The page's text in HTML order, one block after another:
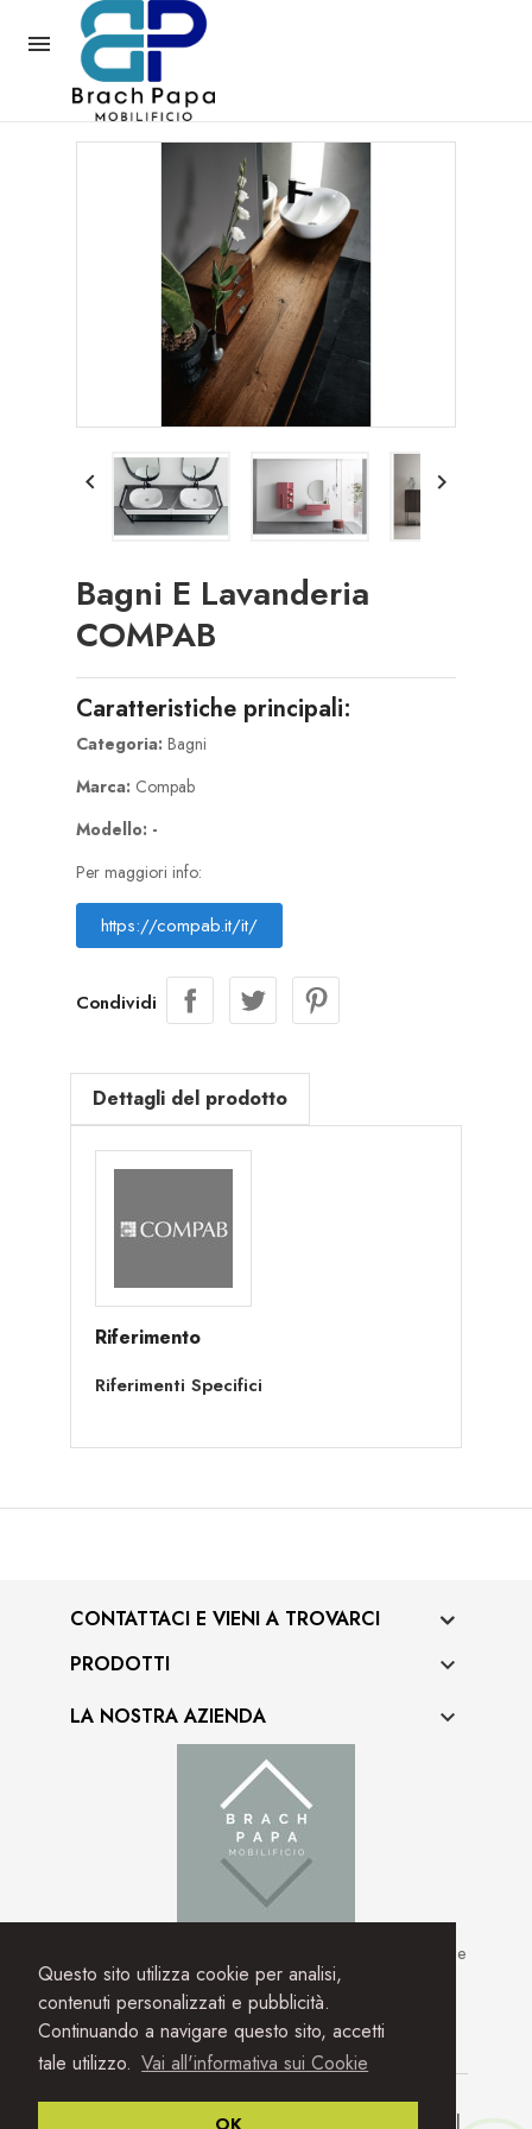
Questo sito utilizza cookie per analisi,
contenuti personalizzati e pubblicità.
Continuando a navigare questo sito, accetti
tale utilizzo. Vai all'informativa sui Cookie

 
Bagni E Lavanderia
COMPAB
Caratteristiche principali:
Categoria: Bagni
Marca: Compab
Modello: -
Per maggiori info:
https://compab.it/it/
Condividi
Dettagli del prodotto
Riferimento
Riferimenti Specifici
CONTATTACI E VIENI A TROVARCI
PRODOTTI

LA NOSTRA AZIENDA 
Seguici sui nostri social! se vuoi rimanere aggiornato sulle
nostre novità.
Facebook Instagram
2021 Mobilificio Brach Papa | Privacy | Condizioni |